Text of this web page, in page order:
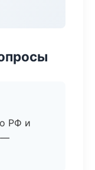
РФ и
—